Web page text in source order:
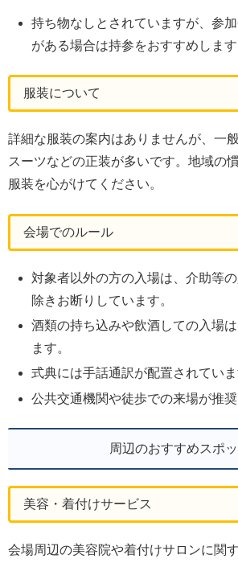
持ち物なしとされていますが、参
がある場合は持参をおすすめします
服装について
詳細な服装の案内はありませんが、一
スーツなどの正装が多いです。地域の
服装を心がけてください。
会場でのルール
対象者以外の方の入場は、介助等
除きお断りしています。
酒類の持ち込みや飲酒しての入場
ます。
式典には手話通訳が配置されていま
公共交通機関や徒歩での来場が推奨
周辺のおすすめスポッ
美容・着付けサービス
会場周辺の美容院や着付けサロンに関